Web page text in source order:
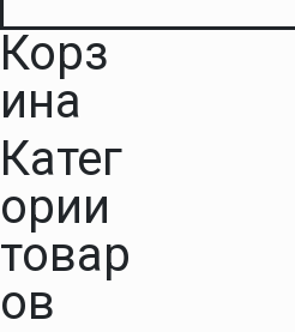
Корз
ина
Катег
ории
товар
ов